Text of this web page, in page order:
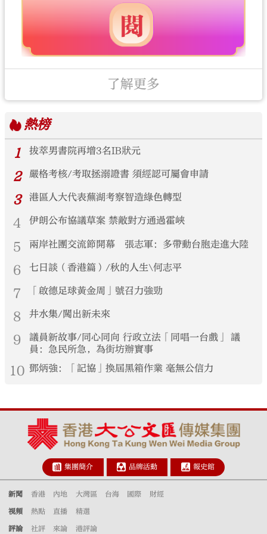
了解更多
熱榜
1
拔萃男書院再增3名IB狀元
2 嚴格考核/考取拯溺證書 須經認可屬會申請
3 港區人大代表蕪湖考察智造綠色轉型
4 伊朗公布協議草案 禁敵對方通過霍峽
5 兩岸社團交流節開幕 張志軍：多帶動台胞走進大陸
6 七日談（香港篇）/秋的人生\何志平
7 「啟德足球黃金周」號召力強勁
8 井水集/闖出新未來
9
議員新故事/同心同向 行政立法「同唱一台戲」 議
員：急民所急，為街坊辦實事
10 鄧炳強：「記協」換屆黑箱作業 毫無公信力
集團簡介 品牌活動 報史館
新聞 香港 內地 大灣區 台海 國際 財經
視頻 熱點 直播 精選
評論 社評 來論 港評論